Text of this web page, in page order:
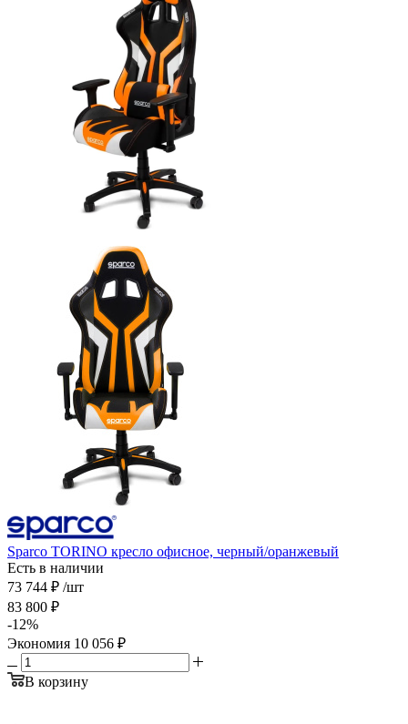
Sparco TORINO кресло офисное, черный/оранжевый
Есть в наличии
73 744 ₽ /шт
83 800 ₽
-12%
Экономия 10 056 ₽
В корзину